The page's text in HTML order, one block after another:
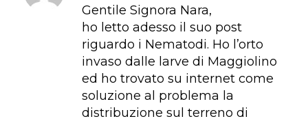
Gentile Signora Nara,
ho letto adesso il suo post
riguardo i Nematodi. Ho l’orto
invaso dalle larve di Maggiolino
ed ho trovato su internet come
soluzione al problema la
distribuzione sul terreno di